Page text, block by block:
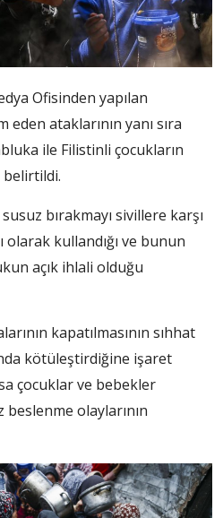
Ofisinden yapılan
eden ataklarının yanı sıra
ile Filistinli çocukların
belirtildi.
bırakmayı sivillere karşı
kullandığı ve bunun
açık ihlali olduğu
kapatılmasının sıhhat
kötüleştirdiğine işaret
çocuklar ve bebekler
olaylarının